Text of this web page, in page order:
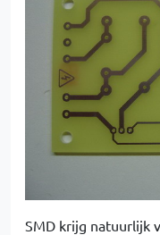
SMD krijg natuurlijk